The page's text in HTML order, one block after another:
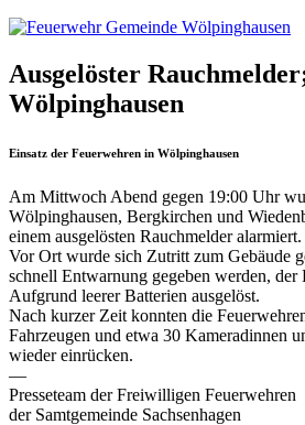
Ausgelöster
Wölpinghausen
Einsatz der Feuerwehren in Wölpinghausen
Am Mittwoch Abend gegen 19:00 Uhr
Wölpinghausen, Bergkirchen und
einem ausgelösten Rauchmelder alarmiert.
Vor Ort wurde sich Zutritt zum Gebäude
schnell Entwarnung gegeben werden, der
Aufgrund leerer Batterien ausgelöst.
Nach kurzer Zeit konnten die
Fahrzeugen und etwa 30 Kameradinnen
wieder einrücken.
—
Presseteam der Freiwilligen Feuerwehren
der Samtgemeinde Sachsenhagen